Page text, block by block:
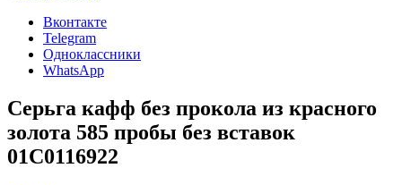
Вконтакте
Telegram
Одноклассники
WhatsApp
Серьга кафф без прокола из красного
золота 585 пробы без вставок
01С0116922